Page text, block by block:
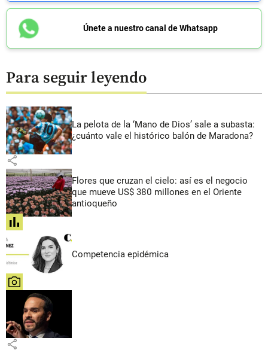
Únete a nuestro canal de Whatsapp
Para seguir leyendo
La pelota de la ‘Mano de Dios’ sale a subasta:
¿cuánto vale el histórico balón de Maradona?
share
Flores que cruzan el cielo: así es el negocio
que mueve US$ 380 millones en el Oriente
antioqueño
share
Competencia epidémica
share
share